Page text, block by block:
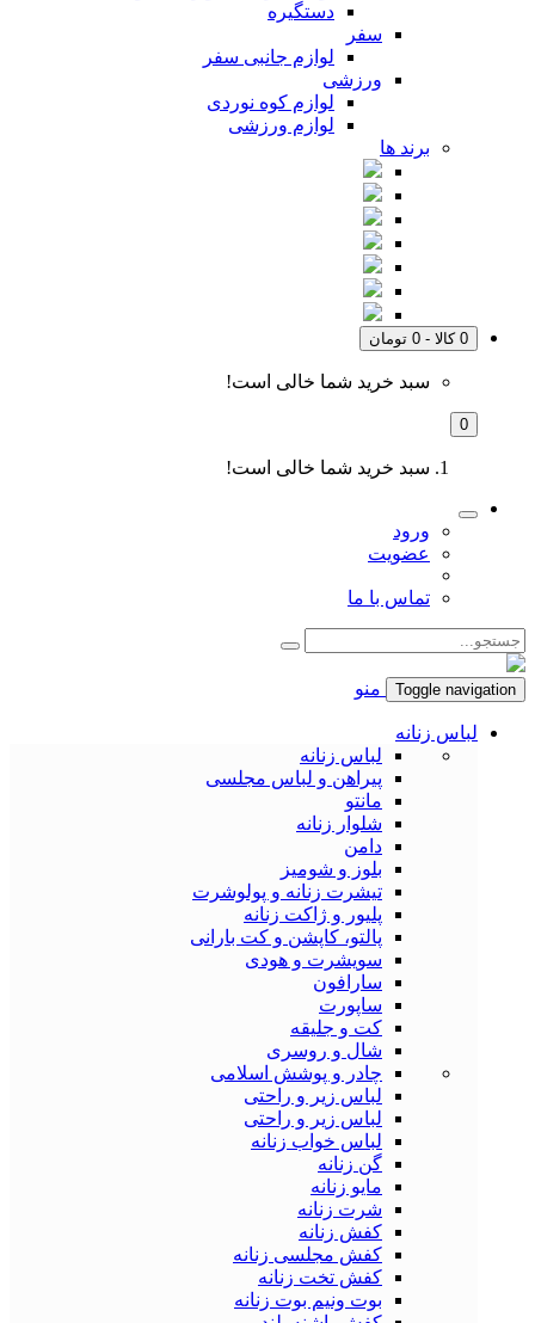
دستگیره
سفر
لوازم جانبی سفر
ورزشی
لوازم کوه نوردی
لوازم ورزشی
برند ها
0 کالا - 0 تومان
سبد خرید شما خالی است!
0
سبد خرید شما خالی است!
ورود
عضویت
تماس با ما
Toggle navigation منو
لباس زنانه
لباس زنانه
پیراهن و لباس مجلسی
مانتو
شلوار زنانه
دامن
بلوز و شومیز
تیشرت زنانه و پولوشرت
پلیور و ژاکت زنانه
پالتو، کاپشن و کت بارانی
سویشرت و هودی
سارافون
ساپورت
کت و جلیقه
شال و روسری
چادر و پوشش اسلامی
لباس زیر و راحتی
لباس زیر و راحتی
لباس خواب زنانه
گن زنانه
مایو زنانه
شرت زنانه
کفش زنانه
کفش مجلسی زنانه
کفش تخت زنانه
بوت ونیم بوت زنانه